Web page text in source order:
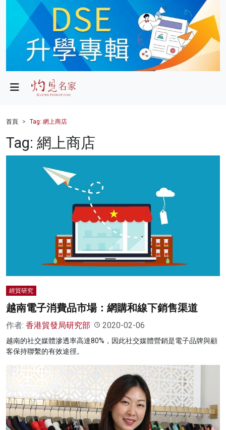
政局
財經
健康
灼見活動
首頁 Tag: 網上商店
Tag: 網上商店
經貿研究
越南電子消費品市場：網購和線下銷售渠道
作者: 香港貿發局研究部 2020-02-06
越南的社交媒體滲透率高達80%，因此社交媒體營銷是電子品牌與顧
客保持聯繫的有效途徑。